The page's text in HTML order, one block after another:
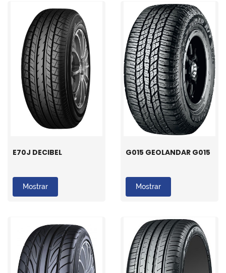
E70J DECIBEL
Mostrar
G015 GEOLANDAR G015
Mostrar